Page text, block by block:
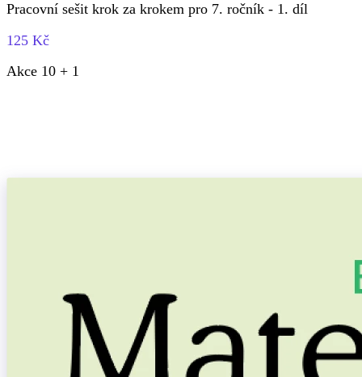
Pracovní sešit krok za krokem pro 7. ročník - 1. díl
125 Kč
Akce 10 + 1